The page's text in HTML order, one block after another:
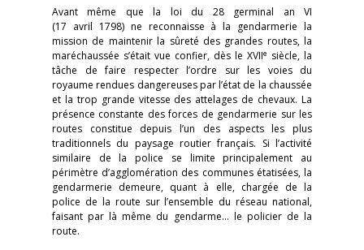
Avant même que la loi du 28 germinal an VI
(17 avril 1798) ne reconnaisse à la gendarmerie la
mission de maintenir la sûreté des grandes routes, la
maréchaussée s’était vue confier, dès le XVIIe siècle, la
tâche de faire respecter l’ordre sur les voies du
royaume rendues dangereuses par l’état de la chaussée
et la trop grande vitesse des attelages de chevaux. La
présence constante des forces de gendarmerie sur les
routes constitue depuis l’un des aspects les plus
traditionnels du paysage routier français. Si l’activité
similaire de la police se limite principalement au
périmètre d’agglomération des communes étatisées, la
gendarmerie demeure, quant à elle, chargée de la
police de la route sur l’ensemble du réseau national,
faisant par là même du gendarme… le policier de la
route.